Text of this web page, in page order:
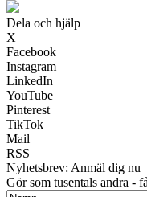
Dela och hjälp
X
Facebook
Instagram
LinkedIn
YouTube
Pinterest
TikTok
Mail
RSS
Nyhetsbrev: Anmäl dig nu
Gör som tusentals andra -